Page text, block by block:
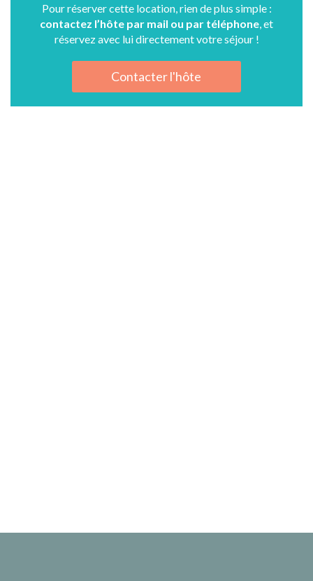
Pour réserver cette location, rien de plus simple :
contactez l’hôte par mail ou par téléphone , et
réservez avec lui directement votre séjour !
Contacter l'hôte